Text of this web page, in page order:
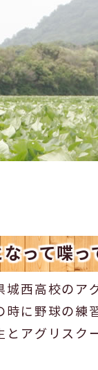
って喋っ
城西高校のア
時に野球の練
とアグリスク